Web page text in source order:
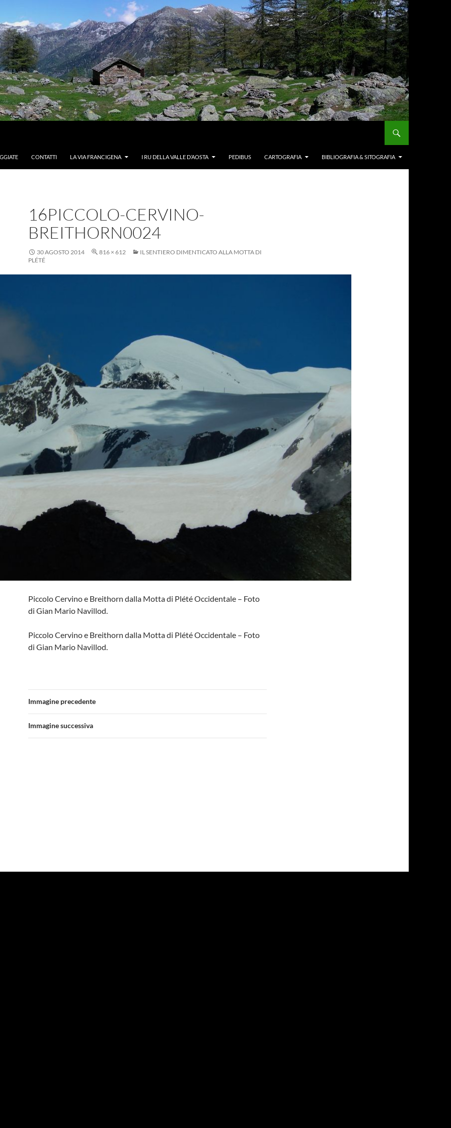
CONTATTI LA VIA FRANCIGENA I RU DELLA VALLE D’AOSTA PEDIBUS CARTOGRAFIA BIBLIOGRAFIA & SITOGRAFIA
16PICCOLO-CERVINO-
BREITHORN0024
30 AGOSTO 2014 816 × 612
IL SENTIERO DIMENTICATO ALLA MOTTA DI
PLÉTÉ
Piccolo Cervino e Breithorn dalla Motta di Plété Occidentale – Foto
di Gian Mario Navillod.
Piccolo Cervino e Breithorn dalla Motta di Plété Occidentale – Foto
di Gian Mario Navillod.
Immagine precedente
Immagine successiva